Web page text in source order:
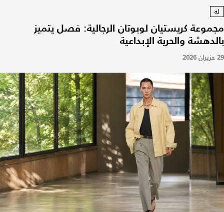
له
مجموعة كريستيان لوبوتان الرجالية: فصل يتميز
بالدهشة والحرية الإبداعية
29 حزيران 2026